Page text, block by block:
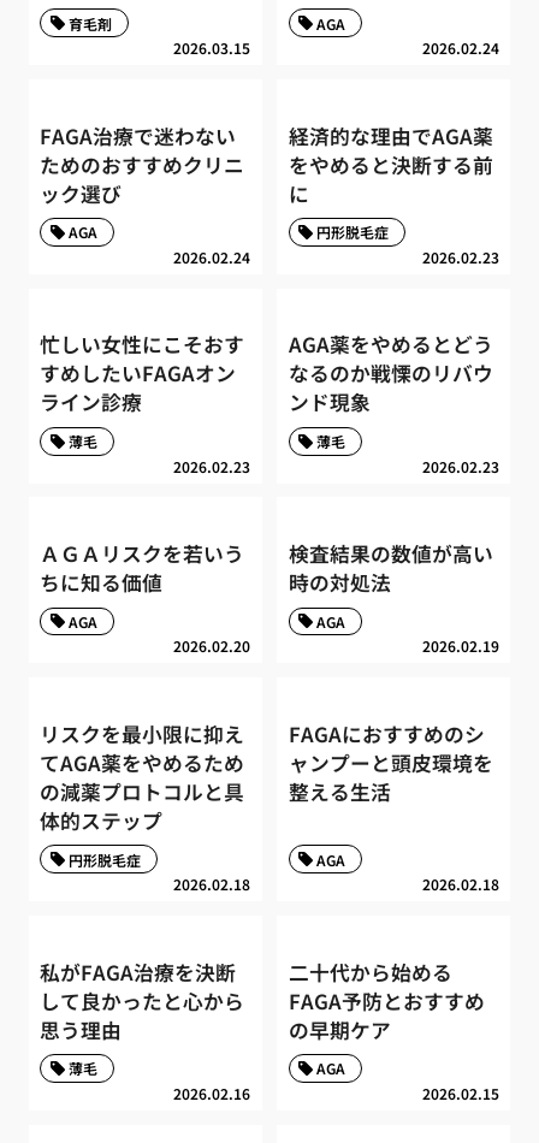
2026.03.15
育毛剤
2026.02.24
AGA
FAGA治療で迷わない
ためのおすすめクリニ
ック選び
2026.02.24
AGA
経済的な理由でAGA薬
をやめると決断する前
に
2026.02.23
円形脱毛症
忙しい女性にこそおす
すめしたいFAGAオン
ライン診療
2026.02.23
薄毛
AGA薬をやめるとどう
なるのか戦慄のリバウ
ンド現象
2026.02.23
薄毛
ＡＧＡリスクを若いう
ちに知る価値
2026.02.20
AGA
検査結果の数値が高い
時の対処法
2026.02.19
AGA
リスクを最小限に抑え
てAGA薬をやめるため
の減薬プロトコルと具
体的ステップ
2026.02.18
円形脱毛症
FAGAにおすすめのシ
ャンプーと頭皮環境を
整える生活
2026.02.18
AGA
私がFAGA治療を決断
して良かったと心から
思う理由
2026.02.16
薄毛
二十代から始める
FAGA予防とおすすめ
の早期ケア
2026.02.15
AGA